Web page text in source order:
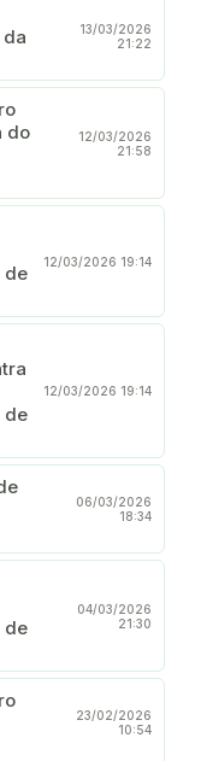
13/03/2026
21:22
do
12/03/2026
21:58
de
12/03/2026 19:14
de
12/03/2026 19:14
06/03/2026
18:34
de
04/03/2026
21:30
23/02/2026
10:54